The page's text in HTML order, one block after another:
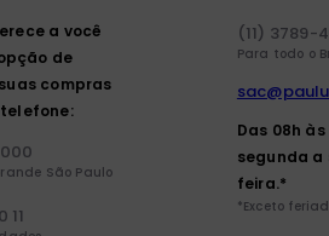
a você
de
compras
São Paulo
(11) 3789-
Para todo o
Das 08h
segunda a
feira.*
*Exceto